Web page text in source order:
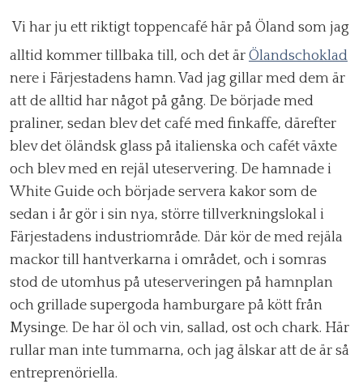
KONTAKT & PR
Sök
efter:
Vi har ju ett riktigt toppencafé här på Öland som jag
alltid kommer tillbaka till, och det är Ölandschoklad
nere i Färjestadens hamn. Vad jag gillar med dem är
att de alltid har något på gång. De började med
praliner, sedan blev det café med finkaffe, därefter
blev det öländsk glass på italienska och cafét växte
och blev med en rejäl uteservering. De hamnade i
White Guide och började servera kakor som de
sedan i år gör i sin nya, större tillverkningslokal i
Färjestadens industriområde. Där kör de med rejäla
mackor till hantverkarna i området, och i somras
stod de utomhus på uteserveringen på hamnplan
och grillade supergoda hamburgare på kött från
Mysinge. De har öl och vin, sallad, ost och chark. Här
rullar man inte tummarna, och jag älskar att de är så
entreprenöriella.